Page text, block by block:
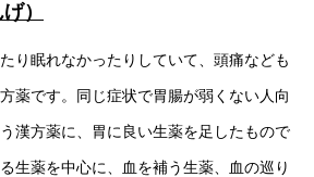
）
り眠れなかったりしていて、頭痛なども
薬です。同じ症状で胃腸が弱くない人向
漢方薬に、胃に良い生薬を足したもので
生薬を中心に、血を補う生薬、血の巡り